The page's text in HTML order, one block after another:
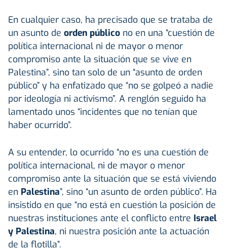
En cualquier caso, ha precisado que se trataba de
un asunto de orden público no en una “cuestión de
política internacional ni de mayor o menor
compromiso ante la situación que se vive en
Palestina”, sino tan solo de un “asunto de orden
público” y ha enfatizado que “no se golpeó a nadie
por ideología ni activismo”. A renglón seguido ha
lamentado unos “incidentes que no tenían que
haber ocurrido”.
A su entender, lo ocurrido “no es una cuestión de
política internacional, ni de mayor o menor
compromiso ante la situación que se está viviendo
en Palestina”, sino “un asunto de orden público”. Ha
insistido en que “no está en cuestión la posición de
nuestras instituciones ante el conflicto entre Israel
y Palestina, ni nuestra posición ante la actuación
de la flotilla”.